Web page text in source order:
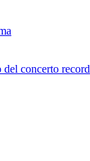
concerto record